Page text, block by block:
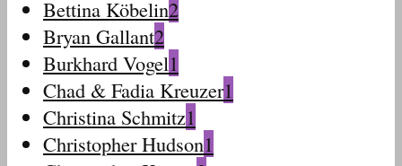
Bettina Köbelin2
Bryan Gallant2
Burkhard Vogel1
Chad & Fadia Kreuzer1
Christina Schmitz1
Christopher Hudson1